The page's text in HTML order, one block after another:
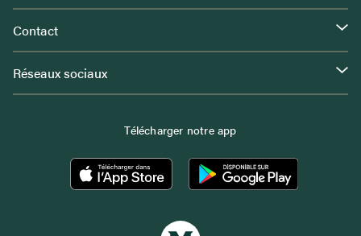
Contact
Réseaux sociaux
Télécharger notre app